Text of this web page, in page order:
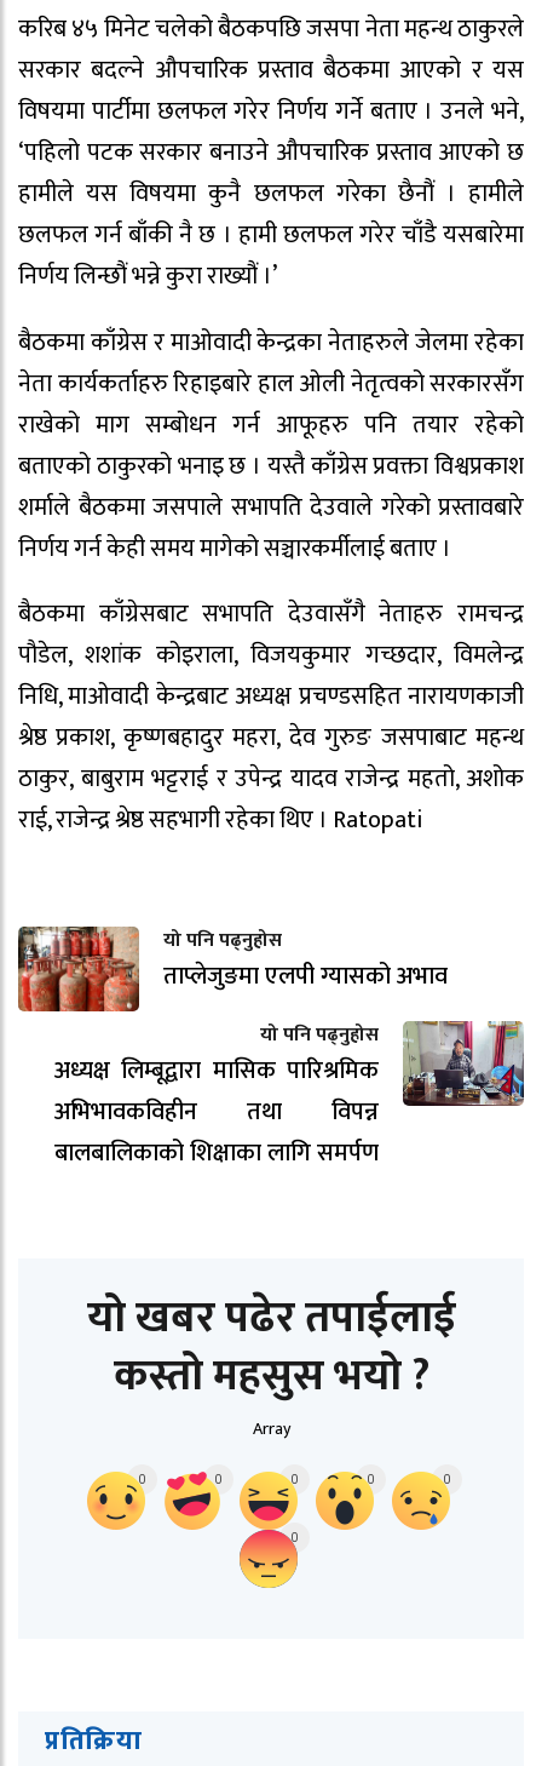
करिब ४५ मिनेट चलेको बैठकपछि जसपा नेता महन्थ ठाकुरले
सरकार बदल्ने औपचारिक प्रस्ताव बैठकमा आएको र यस
विषयमा पार्टीमा छलफल गरेर निर्णय गर्ने बताए । उनले भने,
‘पहिलो पटक सरकार बनाउने औपचारिक प्रस्ताव आएको छ
हामीले यस विषयमा कुनै छलफल गरेका छैनौं । हामीले
छलफल गर्न बाँकी नै छ । हामी छलफल गरेर चाँडै यसबारेमा
निर्णय लिन्छौं भन्ने कुरा राख्यौं ।’
बैठकमा काँग्रेस र माओवादी केन्द्रका नेताहरुले जेलमा रहेका
नेता कार्यकर्ताहरु रिहाइबारे हाल ओली नेतृत्वको सरकारसँग
राखेको माग सम्बोधन गर्न आफूहरु पनि तयार रहेको
बताएको ठाकुरको भनाइ छ । यस्तै काँग्रेस प्रवक्ता विश्वप्रकाश
शर्माले बैठकमा जसपाले सभापति देउवाले गरेको प्रस्तावबारे
निर्णय गर्न केही समय मागेको सञ्चारकर्मीलाई बताए ।
बैठकमा काँग्रेसबाट सभापति देउवासँगै नेताहरु रामचन्द्र
पौडेल, शशांक कोइराला, विजयकुमार गच्छदार, विमलेन्द्र
निधि, माओवादी केन्द्रबाट अध्यक्ष प्रचण्डसहित नारायणकाजी
श्रेष्ठ प्रकाश, कृष्णबहादुर महरा, देव गुरुङ जसपाबाट महन्थ
ठाकुर, बाबुराम भट्टराई र उपेन्द्र यादव राजेन्द्र महतो, अशोक
राई, राजेन्द्र श्रेष्ठ सहभागी रहेका थिए । Ratopati
यो पनि पढ्नुहोस
ताप्लेजुङमा एलपी ग्यासको अभाव
यो पनि पढ्नुहोस
अध्यक्ष लिम्बूद्वारा मासिक पारिश्रमिक
अभिभावकविहीन तथा विपन्न
बालबालिकाको शिक्षाका लागि समर्पण
यो खबर पढेर तपाईलाई
कस्तो महसुस भयो ?
Array
0 0 0 0 0
0
प्रतिक्रिया